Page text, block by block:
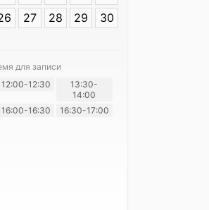
27 28 29 30
для записи
12:00-12:30
13:30-
14:00
16:00-16:30 16:30-17:00